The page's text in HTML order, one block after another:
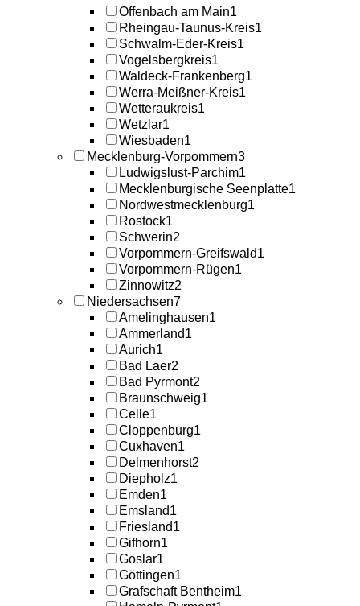
Offenbach am Main1
Rheingau-Taunus-Kreis1
Schwalm-Eder-Kreis1
Vogelsbergkreis1
Waldeck-Frankenberg1
Werra-Meißner-Kreis1
Wetteraukreis1
Wetzlar1
Wiesbaden1
Mecklenburg-Vorpommern3
Ludwigslust-Parchim1
Mecklenburgische Seenplatte1
Nordwestmecklenburg1
Rostock1
Schwerin2
Vorpommern-Greifswald1
Vorpommern-Rügen1
Zinnowitz2
Niedersachsen7
Amelinghausen1
Ammerland1
Aurich1
Bad Laer2
Bad Pyrmont2
Braunschweig1
Celle1
Cloppenburg1
Cuxhaven1
Delmenhorst2
Diepholz1
Emden1
Emsland1
Friesland1
Gifhorn1
Goslar1
Göttingen1
Grafschaft Bentheim1